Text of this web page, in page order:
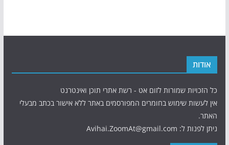
אודות
כל הזכויות שמורות לזום אט - רשת אתרי תוכן ואינטרנט
אין לעשות שימוש בחומרים המפורסמים באתר ללא אישור בכתב מבעלי
האתר.
ניתן לפנות ל: Avihai.ZoomAt@gmail.com